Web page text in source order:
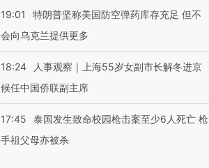
19:01
特朗普坚称美国防空弹药库存充足 但不
会向乌克兰提供更多
18:24
人事观察｜上海55岁女副市长解冬进京
候任中国侨联副主席
17:45
泰国发生致命校园枪击案至少6人死亡 枪
手祖父母亦被杀